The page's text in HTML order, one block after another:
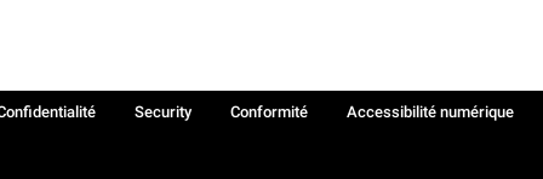
Security Conformité
Accessibilité numérique